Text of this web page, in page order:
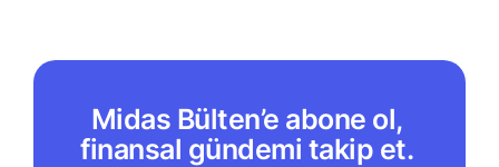
Midas Bülten’e abone ol,
finansal gündemi takip et.